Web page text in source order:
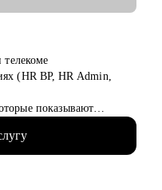
(HR BP, HR Admin,
показывают
200+ специалистов